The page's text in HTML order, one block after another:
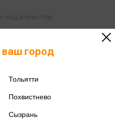
город
Тольятти
Похвистнево
Сызрань